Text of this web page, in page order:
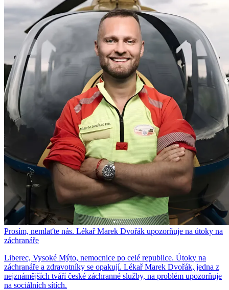
Prosím, nemlaťte nás. Lékař Marek Dvořák upozorňuje na útoky na
záchranáře
Liberec, Vysoké Mýto, nemocnice po celé republice. Útoky na
záchranáře a zdravotníky se opakují. Lékař Marek Dvořák, jedna z
nejznámějších tváří české záchranné služby, na problém upozorňuje
na sociálních sítích.